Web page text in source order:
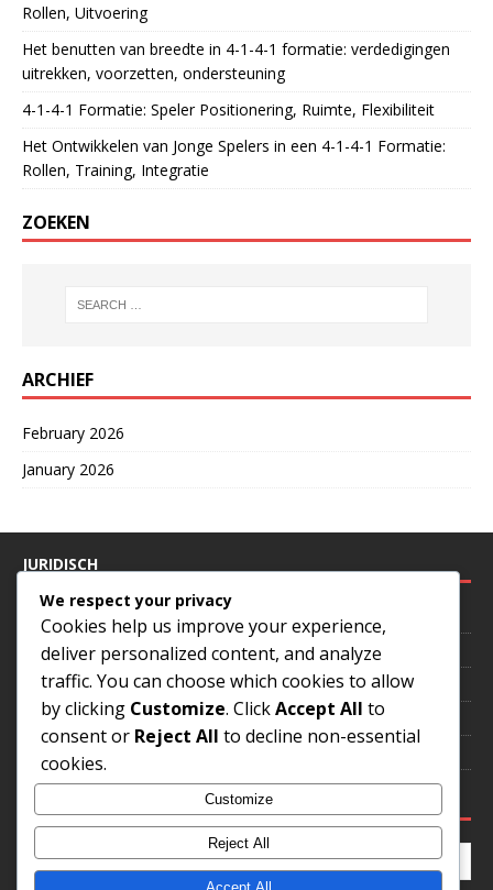
Rollen, Uitvoering
Het benutten van breedte in 4-1-4-1 formatie: verdedigingen
uitrekken, voorzetten, ondersteuning
4-1-4-1 Formatie: Speler Positionering, Ruimte, Flexibiliteit
Het Ontwikkelen van Jonge Spelers in een 4-1-4-1 Formatie:
Rollen, Training, Integratie
ZOEKEN
ARCHIEF
February 2026
January 2026
JURIDISCH
Wie we zijn
Cookies en tracking
Gebruikersovereenkomst
Bereik ons
Beleid gegevensbescherming
We respect your privacy
Cookies help us improve your experience,
deliver personalized content, and analyze
traffic. You can choose which cookies to allow
by clicking Customize. ClickAccept All to
consent or Reject All to decline non-essential
cookies.
Customize
Reject All